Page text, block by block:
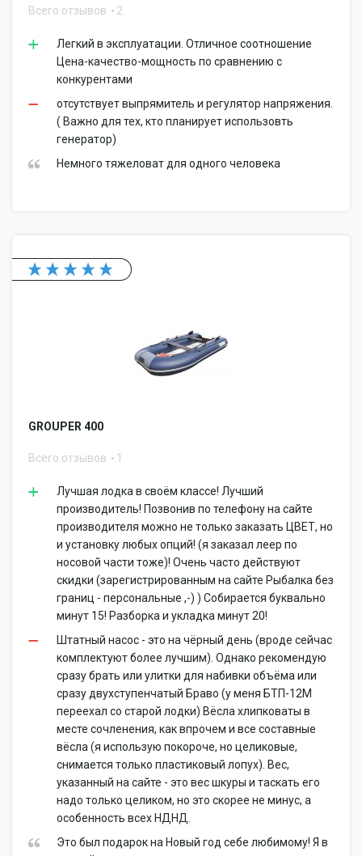
Всего отзывов 2
Легкий в эксплуатации. Отличное соотношение
Цена-качество-мощность по сравнению с
конкурентами
отсутствует выпрямитель и регулятор напряжения.
( Важно для тех, кто планирует использовть
генератор)
Немного тяжеловат для одного человека
GROUPER 400
Всего отзывов 1
Лучшая лодка в своём классе! Лучший
производитель! Позвонив по телефону на сайте
производителя можно не только заказать ЦВЕТ, но
и установку любых опций! (я заказал леер по
носовой части тоже)! Очень часто действуют
скидки (зарегистрированным на сайте Рыбалка без
границ - персональные ,-) ) Собирается буквально
минут 15! Разборка и укладка минут 20!
Штатный насос - это на чёрный день (вроде сейчас
комплектуют более лучшим). Однако рекомендую
сразу брать или улитки для набивки объёма или
сразу двухступенчатый Браво (у меня БТП-12М
переехал со старой лодки) Вёсла хлипковаты в
месте сочленения, как впрочем и все составные
вёсла (я использую покороче, но целиковые,
снимается только пластиковый лопух). Вес,
указанный на сайте - это вес шкуры и таскать его
надо только целиком, но это скорее не минус, а
особенность всех НДНД.
Это был подарок на Новый год себе любимому! Я в